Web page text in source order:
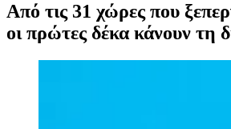
Από τις 31 χώρες που
οι πρώτες δέκα κάνουν τη